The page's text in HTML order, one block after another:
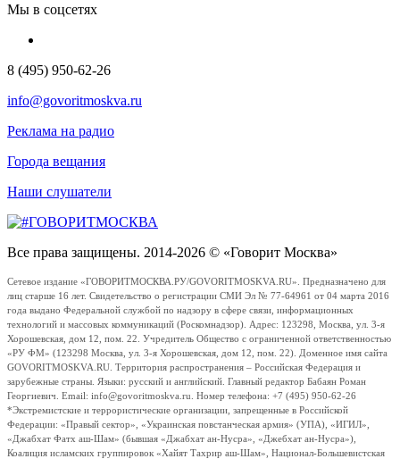
Мы в соцсетях
8 (495) 950-62-26
info@govoritmoskva.ru
Реклама на радио
Города вещания
Наши слушатели
Все права защищены. 2014-2026 © «Говорит Москва»
Сетевое издание «ГОВОРИТМОСКВА.РУ/GOVORITMOSKVA.RU». Предназначено для
лиц старше 16 лет. Свидетельство о регистрации СМИ Эл № 77-64961 от 04 марта 2016
года выдано Федеральной службой по надзору в сфере связи, информационных
технологий и массовых коммуникаций (Роскомнадзор). Адрес: 123298, Москва, ул. 3-я
Хорошевская, дом 12, пом. 22. Учредитель Общество с ограниченной ответственностью
«РУ ФМ» (123298 Москва, ул. 3-я Хорошевская, дом 12, пом. 22). Доменное имя сайта
GOVORITMOSKVA.RU. Территория распространения – Российская Федерация и
зарубежные страны. Языки: русский и английский. Главный редактор Бабаян Роман
Георгиевич. Email: info@govoritmoskva.ru. Номер телефона: +7 (495) 950-62-26
*Экстремистские и террористические организации, запрещенные в Российской
Федерации: «Правый сектор», «Украинская повстанческая армия» (УПА), «ИГИЛ»,
«Джабхат Фатх аш-Шам» (бывшая «Джабхат ан-Нусра», «Джебхат ан-Нусра»),
Коалиция исламских группировок «Хайят Тахрир аш-Шам», Национал-Большевистская